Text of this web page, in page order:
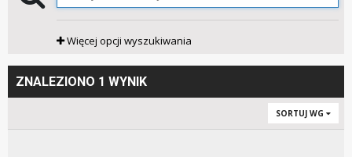
Więcej opcji wyszukiwania
ZNALEZIONO 1 WYNIK
SORTUJ WG